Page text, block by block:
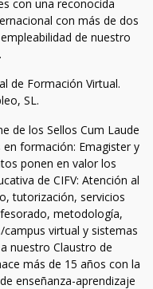
con una reconocida
con más de dos
de nuestro
de Formación Virtual.
SL.
de los Sellos Cum Laude
formación: Emagister y
ponen en valor los
de CIFV: Atención al
tutorización, servicios
metodología,
virtual y sistemas
nuestro Claustro de
más de 15 años con la
enseñanza-aprendizaje